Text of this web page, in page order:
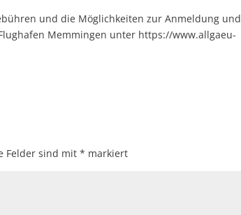
und die Möglichkeiten zur Anmeldung und
Memmingen unter https://www.allgaeu-
Felder sind mit* markiert